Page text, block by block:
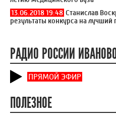
13.06.2018 19:48 Станислав
результаты конкурса на
РАДИО РОССИИ
ПРЯМОЙ ЭФИР
ПОЛЕЗНОЕ